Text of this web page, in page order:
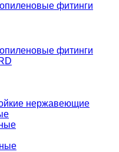
фитинги
фитинги
нержавеющие